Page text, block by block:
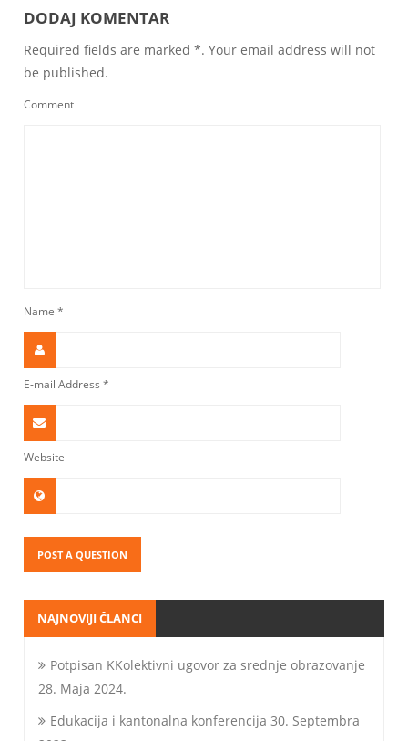
DODAJ KOMENTAR
Required fields are marked *. Your email address will not
be published.
Comment
Name *
E-mail Address *
Website
NAJNOVIJI ČLANCI
Potpisan KKolektivni ugovor za srednje obrazovanje
28. Maja 2024.
Edukacija i kantonalna konferencija 30. Septembra